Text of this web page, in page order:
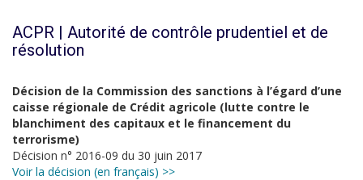
ACPR | Autorité de contrôle prudentiel et de
résolution
Décision de la Commission des sanctions à l’égard d’une
caisse régionale de Crédit agricole (lutte contre le
blanchiment des capitaux et le financement du
terrorisme)
Décision n° 2016-09 du 30 juin 2017
Voir la décision (en français) >>